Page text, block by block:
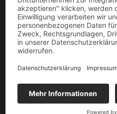
Fallbewertung!
Weiterlesen »
DIE
NUTZEN